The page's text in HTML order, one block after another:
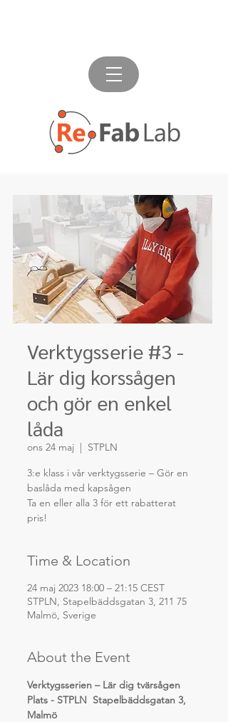
Verktygsserie #3 -
Lär dig korssågen
och gör en enkel
låda
ons 24 maj
  |
STPLN
3:e klass i vår verktygsserie – Gör en
baslåda med kapsågen
Ta en eller alla 3 för ett rabatterat
pris!
Time & Location
24 maj 2023 18:00 – 21:15 CEST
STPLN, Stapelbäddsgatan 3, 211 75
Malmö, Sverige
About the Event
Verktygsserien – Lär dig tvärsågen
Plats - STPLN  Stapelbäddsgatan 3,
Malmö